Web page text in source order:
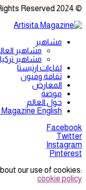
© 2024 Artisita Magazine. All Rights Reserved.
مشاهير
مشاهير
مشاهير تركيا
لقاءات ارتيستا
ثقافة وفنون
المعارض
موضة
حول العالم
English
Facebook
Twitter
Instagram
Pinterest
our use of cookies:
cookie policy